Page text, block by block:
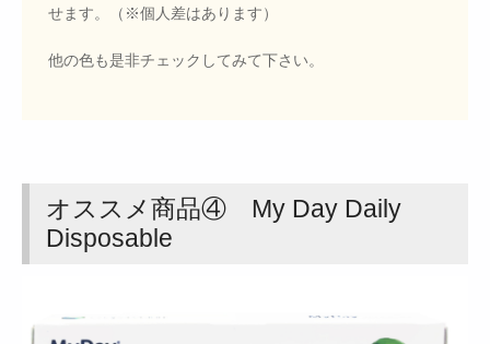
せます。（※個人差はあります）
他の色も是非チェックしてみて下さい。
オススメ商品④ My Day Daily
Disposable